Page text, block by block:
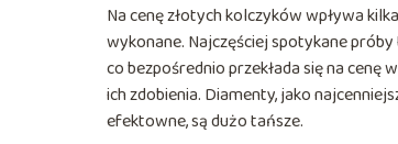
Na cenę złotych kolczyków wpływa
wykonane. Najczęściej spotykane
co bezpośrednio przekłada się na
ich zdobienia. Diamenty, jako
efektowne, są dużo tańsze.